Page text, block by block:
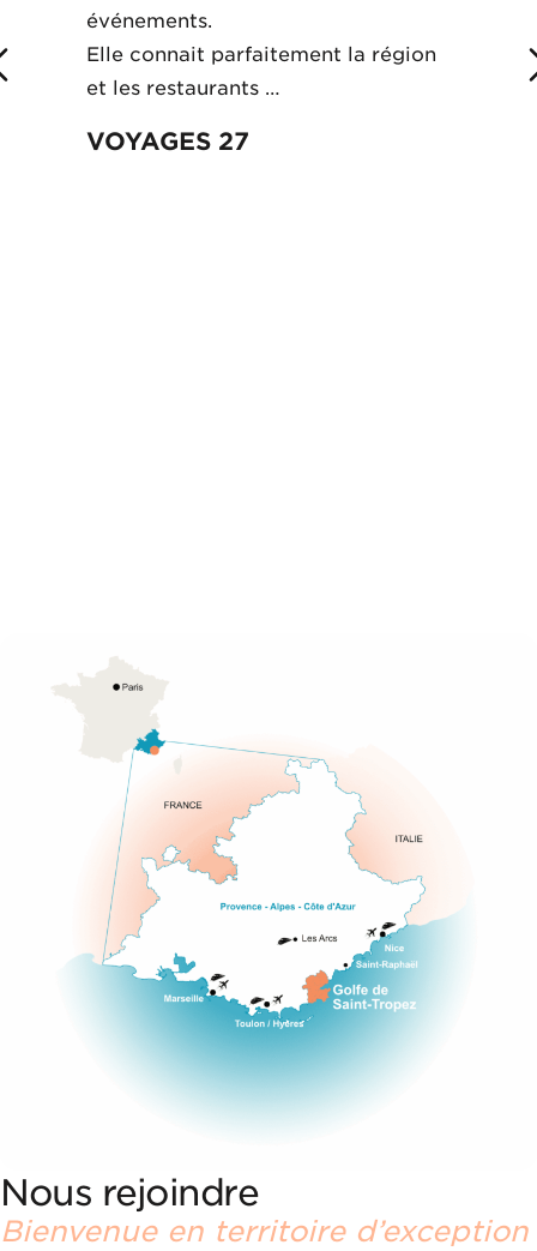
événements.
Elle connait parfaitement la région
et les restaurants …
VOYAGES 27
Nous rejoindre
Bienvenue en territoire d’exception